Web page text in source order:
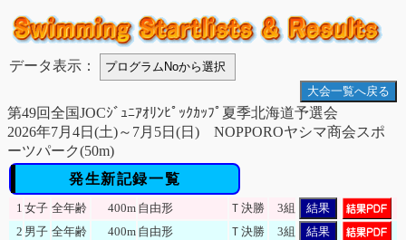
データ表示：
大会一覧へ戻る
第49回全国JOCｼﾞｭﾆｱｵﾘﾝﾋﾟｯｸｶｯﾌﾟ夏季北海道予選会
2026年7月4日(土)～7月5日(日) NOPPOROヤシマ商会スポ
ーツパーク(50m)
発生新記録一覧
1 女子 全年齢 400m 自由形 Ｔ決勝 3組
結果
2 男子 全年齢 400m 自由形 Ｔ決勝 3組
結果